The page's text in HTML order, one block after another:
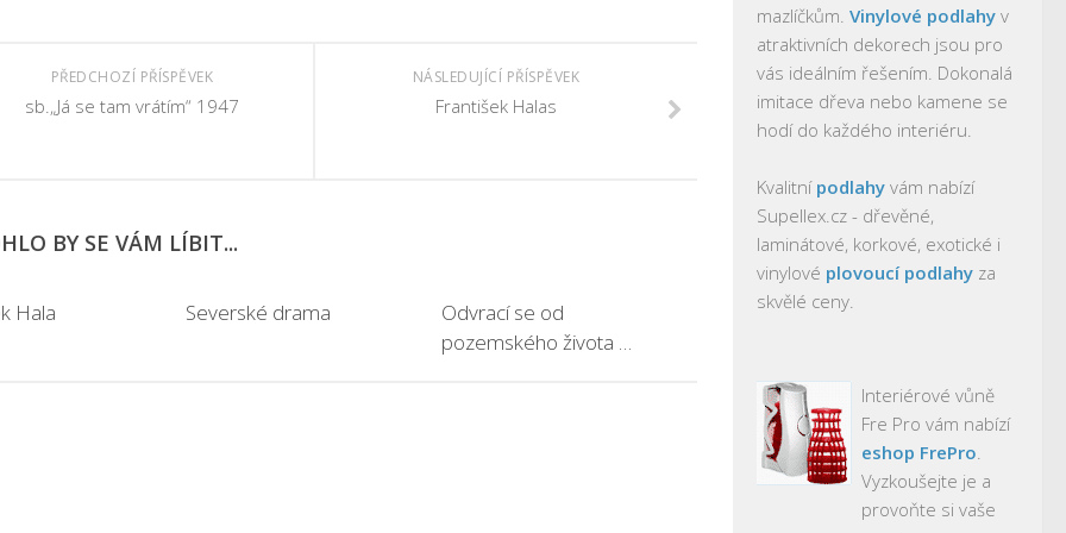
NÁSLEDUJÍCÍ PŘÍSPĚVEK
František Halas
PŘEDCHOZÍ PŘÍSPĚVEK
sb.„Já se tam vrátím“ 1947
BY SE VÁM LÍBIT...
Hala Severské drama
Odvrací se od
pozemského života …
mazlíčkům. Vinylové podlahy v
atraktivních dekorech jsou pro
vás ideálním řešením. Dokonalá
imitace dřeva nebo kamene se
hodí do každého interiéru.
Kvalitní podlahy vám nabízí
Supellex.cz - dřevěné,
laminátové, korkové, exotické i
vinylové plovoucí podlahy za
skvělé ceny.
Interiérové vůně
Fre Pro vám nabízí
eshop FrePro.
Vyzkoušejte je a
provoňte si vaše